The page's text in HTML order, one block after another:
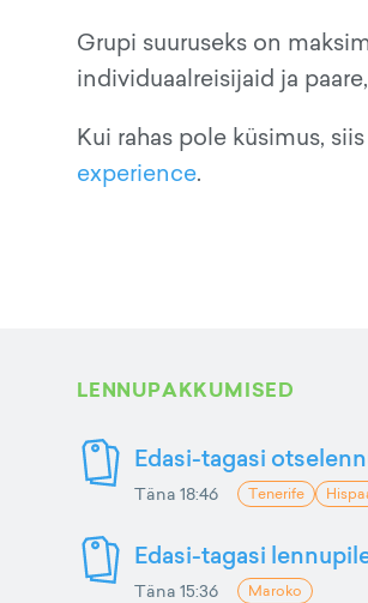
Grupi suuruseks on
individuaalreisijaid ja
Kui rahas pole küsimus,
experience.
LENNUPAKKUMISED
Edasi-tagasi
Täna 18:46 Tenerife
Edasi-tagasi
Täna 15:36 Maroko